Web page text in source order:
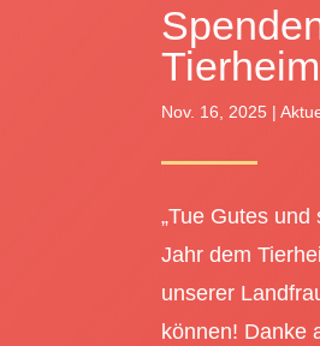
Nov. 16, 2025 |
„Tue Gutes
Jahr dem
unserer
können! Danke